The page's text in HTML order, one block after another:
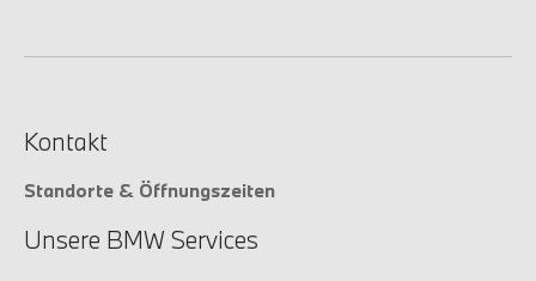
Kontakt
Standorte & Öffnungszeiten
Unsere BMW Services